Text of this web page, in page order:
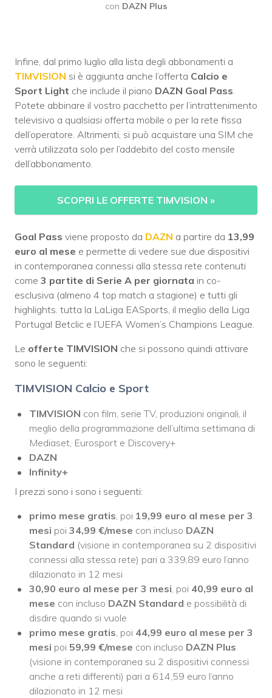
con DAZN Plus
Infine, dal primo luglio alla lista degli abbonamenti a
TIMVISION si è aggiunta anche l’offerta Calcio e
Sport Light che include il piano DAZN Goal Pass.
Potete abbinare il vostro pacchetto per l’intrattenimento
televisivo a qualsiasi offerta mobile o per la rete fissa
dell’operatore. Altrimenti, si può acquistare una SIM che
verrà utilizzata solo per l’addebito del costo mensile
dell’abbonamento.
SCOPRI LE OFFERTE TIMVISION »
Goal Pass viene proposto da DAZN a partire da 13,99
euro al mese e permette di vedere sue due dispositivi
in contemporanea connessi alla stessa rete contenuti
come 3 partite di Serie A per giornata in co-
esclusiva (almeno 4 top match a stagione) e tutti gli
highlights. tutta la LaLiga EASports, il meglio della Liga
Portugal Betclic e l’UEFA Women’s Champions League.
Le offerte TIMVISION che si possono quindi attivare
sono le seguenti:
TIMVISION Calcio e Sport
TIMVISION con film, serie TV, produzioni originali, il
meglio della programmazione dell’ultima settimana di
Mediaset, Eurosport e Discovery+
DAZN
Infinity+
I prezzi sono i sono i seguenti:
primo mese gratis, poi 19,99 euro al mese per 3
mesi poi 34,99 €/mese con incluso DAZN
Standard (visione in contemporanea su 2 dispositivi
connessi alla stessa rete) pari a 339,89 euro l’anno
dilazionato in 12 mesi
30,90 euro al mese per 3 mesi, poi 40,99 euro al
mese con incluso DAZN Standard e possibilità di
disdire quando si vuole
primo mese gratis, poi 44,99 euro al mese per 3
mesi poi 59,99 €/mese con incluso DAZN Plus
(visione in contemporanea su 2 dispositivi connessi
anche a reti differenti) pari a 614,59 euro l’anno
dilazionato in 12 mesi